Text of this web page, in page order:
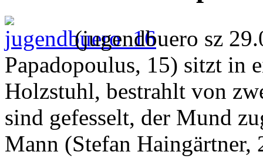
(jugendbuero sz
Papadopoulus, 15) sitzt in
Holzstuhl, bestrahlt von
sind gefesselt, der Mund
Mann (Stefan